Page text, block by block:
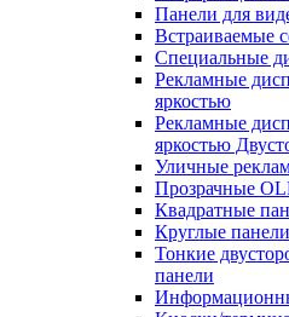
Панели для
Встраиваемые
Специальные
Рекламные
яркостью
Рекламные
яркостью
Уличные
Прозрачные
Квадратные
Круглые панели
Тонкие
панели